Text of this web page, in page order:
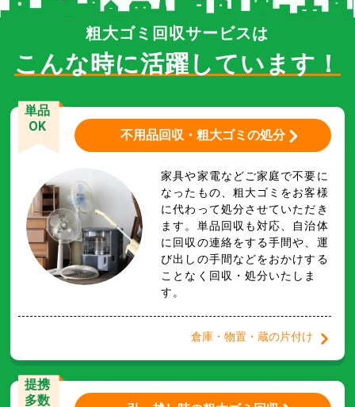
粗大ゴミ回収サービスは
こんな時に活躍しています！
単品
OK
不用品回収・粗大ゴミの処分
家具や家電などご家庭で不要に
なったもの、粗大ゴミをお客様
に代わって処分させていただき
ます。単品回収も対応、自治体
に回収の連絡をする手間や、運
び出しの手間などをおかけする
ことなく回収・処分いたしま
す。
倉庫・物置・蔵の片付け
提携
多数